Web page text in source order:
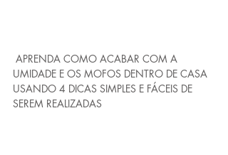
UMIDADE E OS MOFOS DENTRO DE CASA
USANDO 4 DICAS SIMPLES E FÁCEIS DE
SEREM REALIZADAS